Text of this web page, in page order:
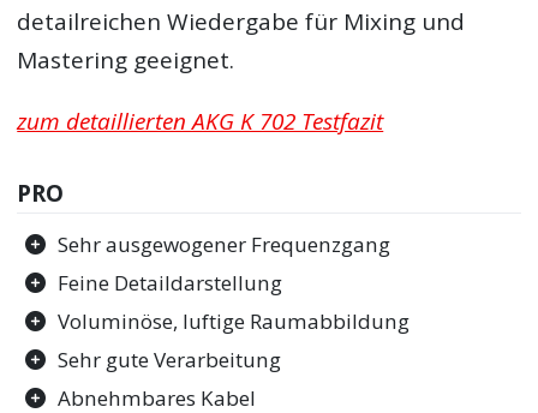
detailreichen Wiedergabe für Mixing und
Mastering geeignet.
zum detaillierten AKG K 702 Testfazit
PRO
Sehr ausgewogener Frequenzgang
Feine Detaildarstellung
Voluminöse, luftige Raumabbildung
Sehr gute Verarbeitung
Abnehmbares Kabel